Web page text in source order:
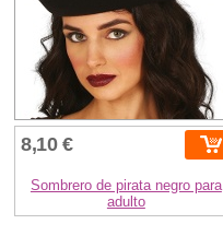
8,10 €
Sombrero de pirata negro para
adulto